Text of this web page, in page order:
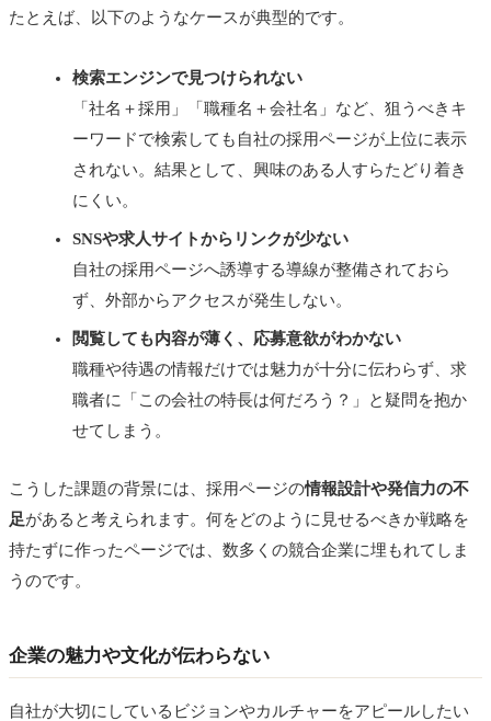
たとえば、以下のようなケースが典型的です。
検索エンジンで見つけられない
「社名＋採用」「職種名＋会社名」など、狙うべきキ
ーワードで検索しても自社の採用ページが上位に表示
されない。結果として、興味のある人すらたどり着き
にくい。
SNSや求人サイトからリンクが少ない
自社の採用ページへ誘導する導線が整備されておら
ず、外部からアクセスが発生しない。
閲覧しても内容が薄く、応募意欲がわかない
職種や待遇の情報だけでは魅力が十分に伝わらず、求
職者に「この会社の特長は何だろう？」と疑問を抱か
せてしまう。
こうした課題の背景には、採用ページの情報設計や発信力の不
足があると考えられます。何をどのように見せるべきか戦略を
持たずに作ったページでは、数多くの競合企業に埋もれてしま
うのです。
企業の魅力や文化が伝わらない
自社が大切にしているビジョンやカルチャーをアピールしたい